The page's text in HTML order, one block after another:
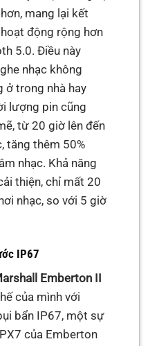
mang lại kết
động rộng hơn
5.0. Điều này
nhạc không
ở trong nhà hay
lượng pin cũng
từ 20 giờ lên đến
tăng thêm 50%
nhạc. Khả năng
thiện, chỉ mất 20
nhạc, so với 5 giờ
IP67
Emberton II
của mình với
bẩn IP67, một sự
của Emberton